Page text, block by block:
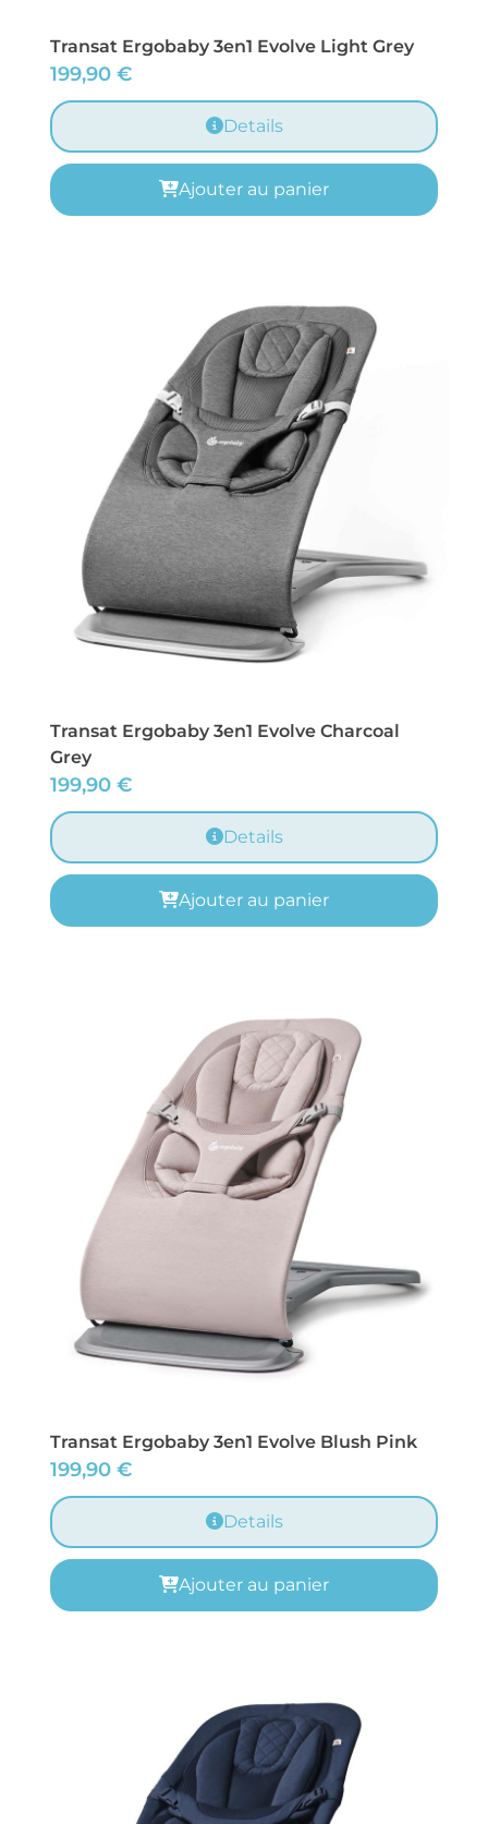
Transat Ergobaby 3en1 Evolve Light Grey
199,90 €
Details
Ajouter au panier
Transat Ergobaby 3en1 Evolve Charcoal
Grey
199,90 €
Details
Ajouter au panier
Transat Ergobaby 3en1 Evolve Blush Pink
199,90 €
Details
Ajouter au panier